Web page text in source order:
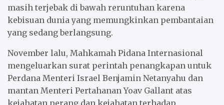
masih terjebak di bawah reruntuhan karena
kebisuan dunia yang memungkinkan pembantaian
yang sedang berlangsung.
November lalu, Mahkamah Pidana Internasional
mengeluarkan surat perintah penangkapan untuk
Perdana Menteri Israel Benjamin Netanyahu dan
mantan Menteri Pertahanan Yoav Gallant atas